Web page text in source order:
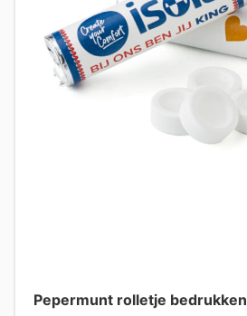
Pepermunt rolletje bedrukken